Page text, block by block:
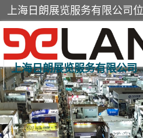
上海日朗展览服务有限公司
展台装修搭建
展厅装修